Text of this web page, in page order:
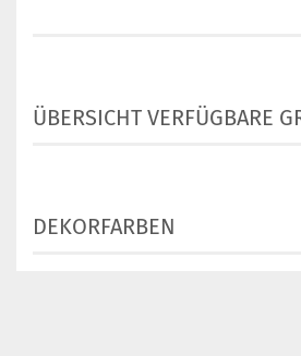
ÜBERSICHT VERFÜGBARE
DEKORFARBEN